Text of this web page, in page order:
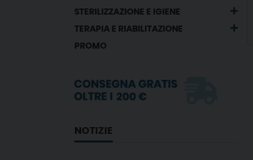
STERILIZZAZIONE E IGIENE
TERAPIA E RIABILITAZIONE
PROMO
NOTIZIE